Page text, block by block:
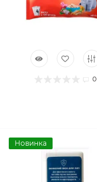
0
Новинка